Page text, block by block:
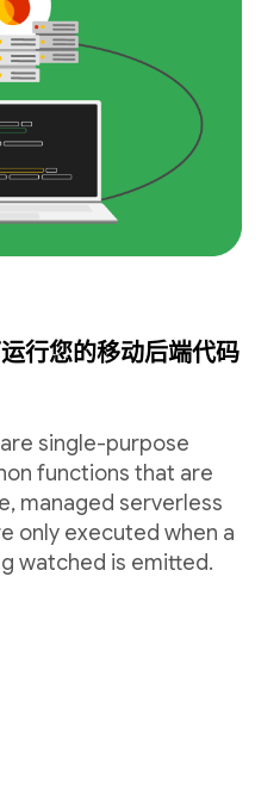
行您的移动后端代码
single-purpose
functions that are
managed serverless
only executed when a
watched is emitted.